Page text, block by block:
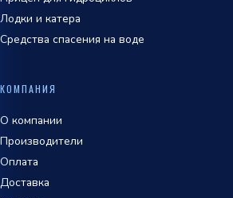
Лодки и катера
Средства спасения на воде
КОМПАНИЯ
О компании
Производители
Оплата
Доставка